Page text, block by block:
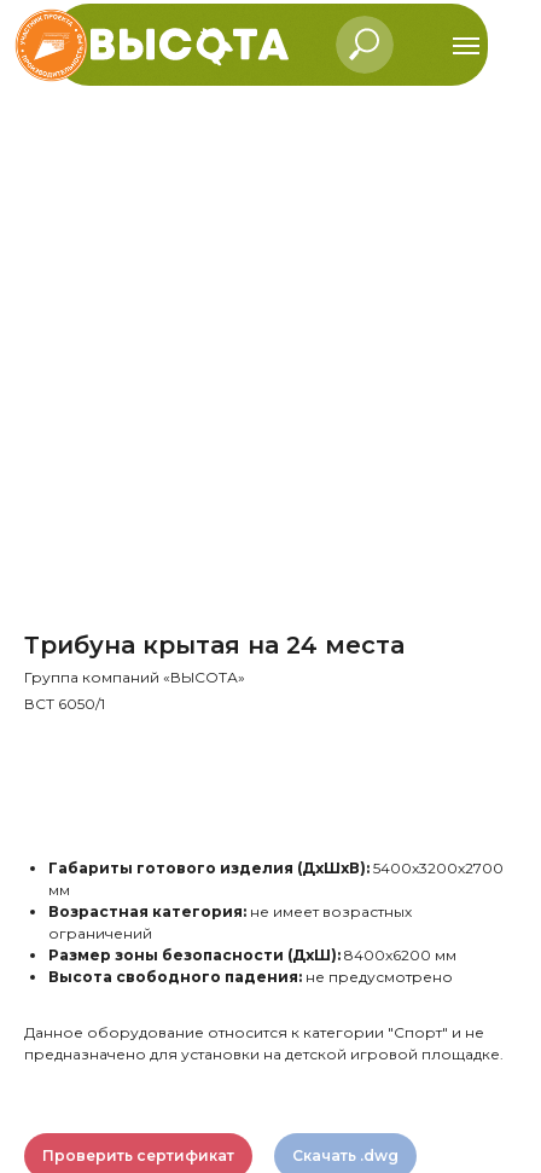
Трибуна крытая на 24 места
Группа компаний «ВЫСОТА»
ВСТ 6050/1
Габариты готового изделия (ДхШхВ): 5400х3200х2700
мм
Возрастная категория: не имеет возрастных
ограничений
Размер зоны безопасности (ДхШ): 8400х6200 мм
Высота свободного падения: не предусмотрено
Данное оборудование относится к категории "Спорт" и не
предназначено для установки на детской игровой площадке.
Проверить сертификат
Скачать .dwg